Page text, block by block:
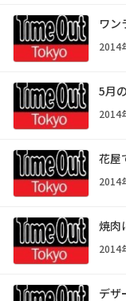
ワン
2014
5月
2014
花屋
2014
焼肉
2014
デザ